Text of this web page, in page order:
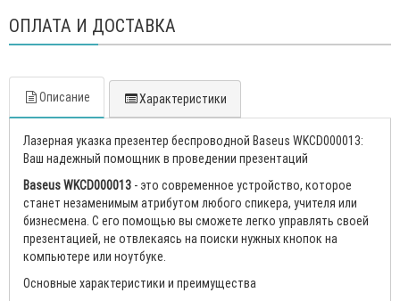
ОПЛАТА И ДОСТАВКА
Описание Характеристики
Лазерная указка презентер беспроводной Baseus WKCD000013:
Ваш надежный помощник в проведении презентаций
Baseus WKCD000013 - это современное устройство, которое
станет незаменимым атрибутом любого спикера, учителя или
бизнесмена. С его помощью вы сможете легко управлять своей
презентацией, не отвлекаясь на поиски нужных кнопок на
компьютере или ноутбуке.
Основные характеристики и преимущества